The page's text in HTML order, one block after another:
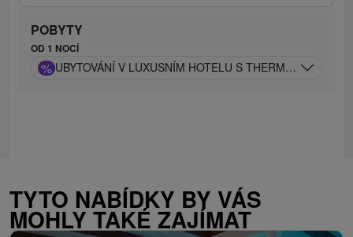
POBYTY
OD 1 NOCÍ
% UBYTOVÁNÍ V LUXUSNÍM HOTELU S THERMAL
TYTO NABÍDKY BY VÁS
MOHLY TAKÉ ZAJÍMAT